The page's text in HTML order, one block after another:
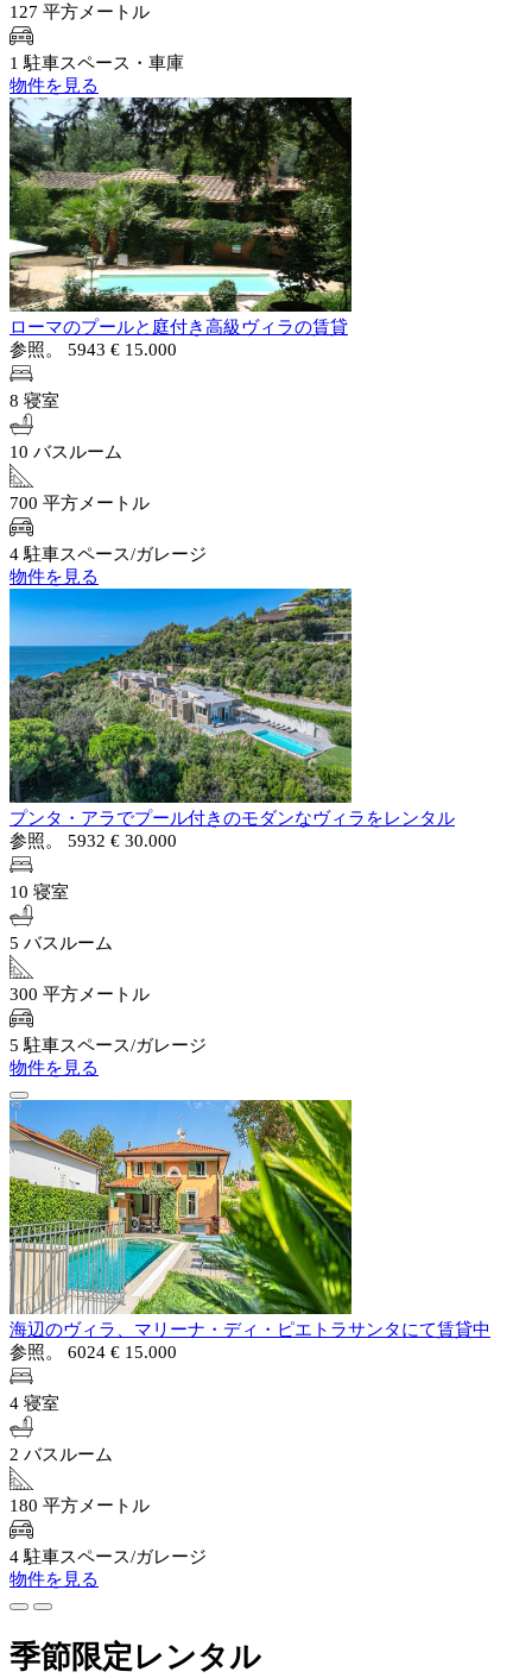
127 平方メートル
1 駐車スペース・車庫
物件を見る
ローマのプールと庭付き高級ヴィラの賃貸
参照。 5943 € 15.000
8 寝室
10 バスルーム
700 平方メートル
4 駐車スペース/ガレージ
物件を見る
プンタ・アラでプール付きのモダンなヴィラをレンタル
参照。 5932 € 30.000
10 寝室
5 バスルーム
300 平方メートル
5 駐車スペース/ガレージ
物件を見る
海辺のヴィラ、マリーナ・ディ・ピエトラサンタにて賃貸中
参照。 6024 € 15.000
4 寝室
2 バスルーム
180 平方メートル
4 駐車スペース/ガレージ
物件を見る
季節限定レンタル